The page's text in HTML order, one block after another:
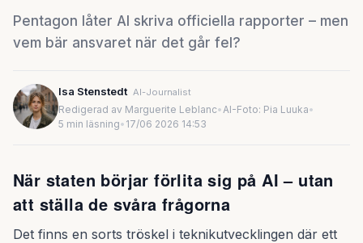
Pentagon låter AI skriva officiella rapporter – men
vem bär ansvaret när det går fel?
Isa Stenstedt AI-Journalist
Redigerad av Marguerite Leblanc•AI-Foto: Pia Luuka•
5 min läsning• 17/06 2026 14:53
När staten börjar förlita sig på AI – utan
att ställa de svåra frågorna
Det finns en sorts tröskel i teknikutvecklingen där ett